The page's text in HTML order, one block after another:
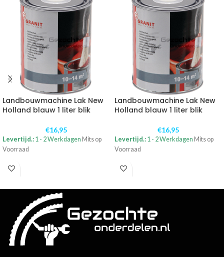
Landbouwmachine Lak New
Holland blauw 1 liter blik
€16,95
Levertijd.: 1 - 2 Werkdagen Mits op
Voorraad
Landbouwmachine Lak New
Holland blauw 1 liter blik
€16,95
Levertijd.: 1 - 2 Werkdagen Mits op
Voorraad